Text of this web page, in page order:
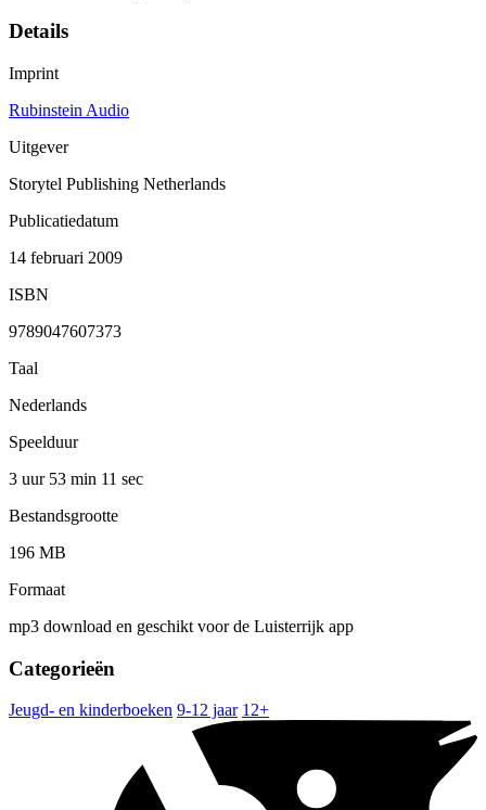
Details
Imprint
Rubinstein Audio
Uitgever
Storytel Publishing Netherlands
Publicatiedatum
14 februari 2009
ISBN
9789047607373
Taal
Nederlands
Speelduur
3 uur 53 min 11 sec
Bestandsgrootte
196 MB
Formaat
mp3 download en geschikt voor de Luisterrijk app
Categorieën
Jeugd- en kinderboeken 9-12 jaar 12+